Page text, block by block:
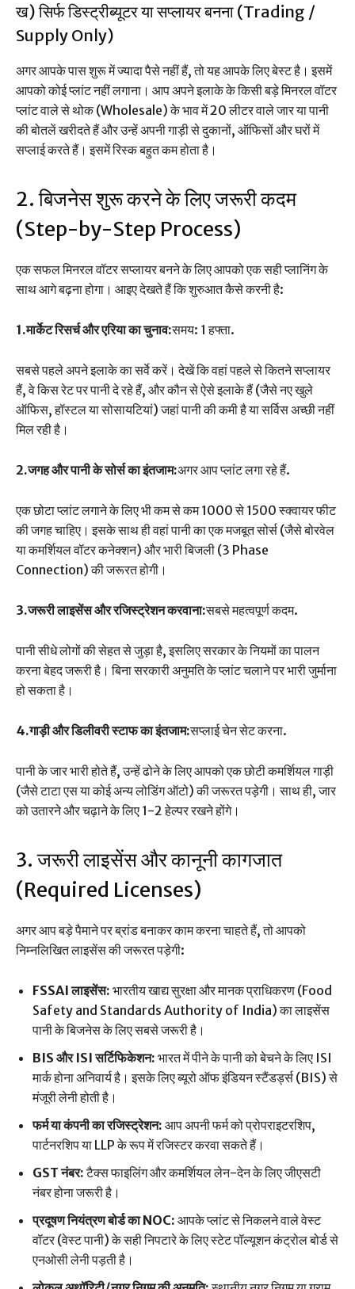
ख) सिर्फ डिस्ट्रीब्यूटर या सप्लायर बनना (Trading /
Supply Only)
अगर आपके पास शुरू में ज्यादा पैसे नहीं हैं, तो यह आपके लिए बेस्ट है। इसमें
आपको कोई प्लांट नहीं लगाना। आप अपने इलाके के किसी बड़े मिनरल वॉटर
प्लांट वाले से थोक (Wholesale) के भाव में 20 लीटर वाले जार या पानी
की बोतलें खरीदते हैं और उन्हें अपनी गाड़ी से दुकानों, ऑफिसों और घरों में
सप्लाई करते हैं। इसमें रिस्क बहुत कम होता है।
2. बिजनेस शुरू करने के लिए जरूरी कदम
(Step-by-Step Process)
एक सफल मिनरल वॉटर सप्लायर बनने के लिए आपको एक सही प्लानिंग के
साथ आगे बढ़ना होगा। आइए देखते हैं कि शुरुआत कैसे करनी है:
1.मार्केट रिसर्च और एरिया का चुनाव:समय: 1 हफ्ता.
सबसे पहले अपने इलाके का सर्वे करें। देखें कि वहां पहले से कितने सप्लायर
हैं, वे किस रेट पर पानी दे रहे हैं, और कौन से ऐसे इलाके हैं (जैसे नए खुले
ऑफिस, हॉस्टल या सोसायटियां) जहां पानी की कमी है या सर्विस अच्छी नहीं
मिल रही है।
2.जगह और पानी के सोर्स का इंतजाम:अगर आप प्लांट लगा रहे हैं.
एक छोटा प्लांट लगाने के लिए भी कम से कम 1000 से 1500 स्क्वायर फीट
की जगह चाहिए। इसके साथ ही वहां पानी का एक मजबूत सोर्स (जैसे बोरवेल
या कमर्शियल वॉटर कनेक्शन) और भारी बिजली (3 Phase
Connection) की जरूरत होगी।
3.जरूरी लाइसेंस और रजिस्ट्रेशन करवाना:सबसे महत्वपूर्ण कदम.
पानी सीधे लोगों की सेहत से जुड़ा है, इसलिए सरकार के नियमों का पालन
करना बेहद जरूरी है। बिना सरकारी अनुमति के प्लांट चलाने पर भारी जुर्माना
हो सकता है।
4.गाड़ी और डिलीवरी स्टाफ का इंतजाम:सप्लाई चेन सेट करना.
पानी के जार भारी होते हैं, उन्हें ढोने के लिए आपको एक छोटी कमर्शियल गाड़ी
(जैसे टाटा एस या कोई अन्य लोडिंग ऑटो) की जरूरत पड़ेगी। साथ ही, जार
को उतारने और चढ़ाने के लिए 1-2 हेल्पर रखने होंगे।
3. जरूरी लाइसेंस और कानूनी कागजात
(Required Licenses)
अगर आप बड़े पैमाने पर ब्रांड बनाकर काम करना चाहते हैं, तो आपको
निम्नलिखित लाइसेंस की जरूरत पड़ेगी:
FSSAI लाइसेंस: भारतीय खाद्य सुरक्षा और मानक प्राधिकरण (Food
Safety and Standards Authority of India) का लाइसेंस
पानी के बिजनेस के लिए सबसे जरूरी है।
BIS और ISI सर्टिफिकेशन: भारत में पीने के पानी को बेचने के लिए ISI
मार्क होना अनिवार्य है। इसके लिए ब्यूरो ऑफ इंडियन स्टैंडर्ड्स (BIS) से
मंजूरी लेनी होती है।
फर्म या कंपनी का रजिस्ट्रेशन: आप अपनी फर्म को प्रोपराइटरशिप,
पार्टनरशिप या LLP के रूप में रजिस्टर करवा सकते हैं।
GST नंबर:टैक्स फाइलिंग और कमर्शियल लेन-देन के लिए जीएसटी
नंबर होना जरूरी है।
प्रदूषण नियंत्रण बोर्ड का NOC: आपके प्लांट से निकलने वाले वेस्ट
वॉटर (वेस्ट पानी) के सही निपटारे के लिए स्टेट पॉल्यूशन कंट्रोल बोर्ड से
एनओसी लेनी पड़ती है।